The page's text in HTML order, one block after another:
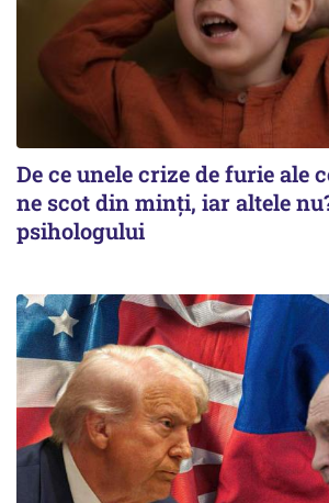
De ce unele crize de furie ale
ne scot din minți, iar altele
psihologului